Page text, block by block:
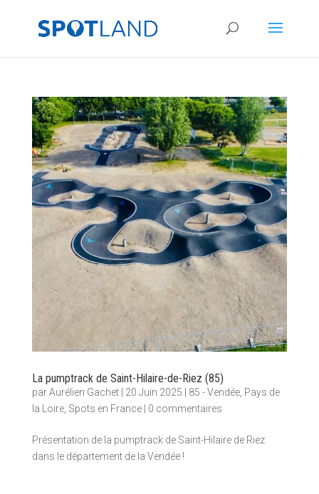
La pumptrack de Saint-Hilaire-de-Riez (85)
parAurélien Gachet| 20 Juin 2025 85 - Vendée, Pays de
la Loire, Spots en France| 0 commentaires
Présentation de la pumptrack de Saint-Hilaire de Riez
dans le département de la Vendée !